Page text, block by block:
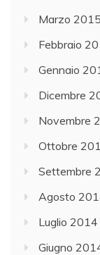
Marzo 2015
Febbraio
Gennaio
Dicembre
Novembre
Ottobre
Settembre
Agosto
Luglio 2014
Giugno